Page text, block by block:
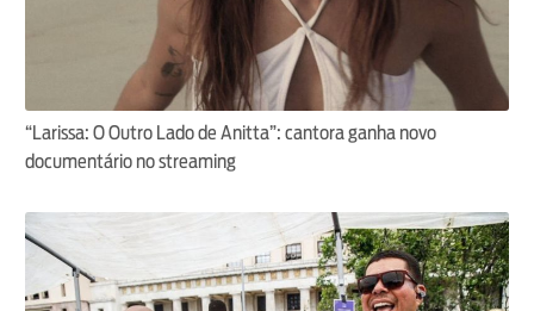
“Larissa: O Outro Lado de Anitta”: cantora ganha novo
documentário no streaming